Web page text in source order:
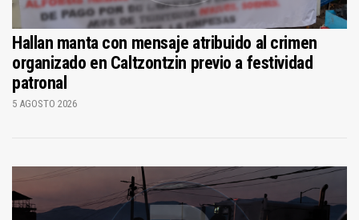
Hallan manta con mensaje atribuido al crimen
organizado en Caltzontzin previo a festividad
patronal
5 AGOSTO 2026